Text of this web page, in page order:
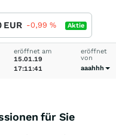
EUR -0,99 % Aktie
eröffnet am
15.01.19
17:11:41
eröffnet
von
aaahhh
für Sie